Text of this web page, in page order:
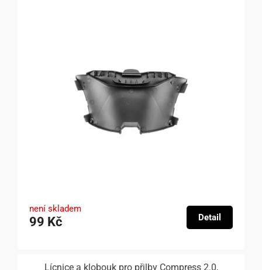
není skladem
99 Kč Detail
Lícnice a klobouk pro přilby Compress 2.0,